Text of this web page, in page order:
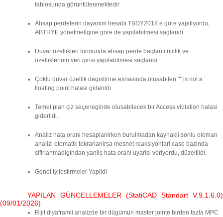
tablosunda görüntülenmektedir
Ahsap perdelerin dayanim hesabi TBDY2018 e göre yapiliyordu,
ABTHYE yönetmeligine göre de yapilabilmesi saglandi
Duvar özellikleri formunda ahsap perde baglanti rijitlik ve
özelliklerinin veri girisi yapilabilmesi saglandi.
Çoklu duvar özellik degistirme esnasinda olusabilen "" is not a
floating point hatasi giderildi.
Temel plan çiz seçeneginde olusabilecek bir Access violation hatasi
giderildi.
Analiz hata orani hesaplanirken burulmadan kaynakli sonlu eleman
analizi otomatik tekrarlanirsa mesnet reaksiyonlari case bazinda
sifirlanmadigindan yanlis hata orani uyarisi veriyordu, düzeltildi.
Genel Iyilestirmeler Yapildi
YAPILAN GÜNCELLEMELER (StatiCAD Standart V.9.1.6.0)
(09/01/2026)
Rijit diyaframli analizde bir dügümün master jointe birden fazla MPC